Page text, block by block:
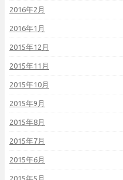
2016年2月
2016年1月
2015年12月
2015年11月
2015年10月
2015年9月
2015年8月
2015年7月
2015年6月
2015年5月